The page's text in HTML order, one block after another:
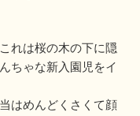
れは桜の木の下に隠
ちゃな新入園児をイ
はめんどくさくて顔